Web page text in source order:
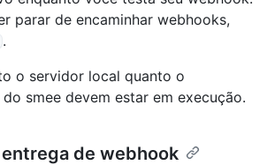
parar de encaminhar webhooks,
.
o servidor local quanto o
smee devem estar em execução.
de webhook